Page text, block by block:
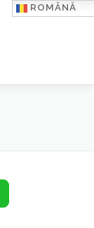
ROMÂNĂ